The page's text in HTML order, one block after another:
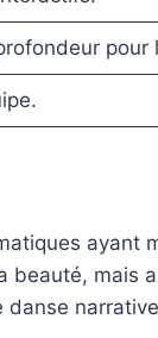
pour
ayant